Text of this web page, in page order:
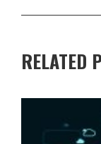
RELATED